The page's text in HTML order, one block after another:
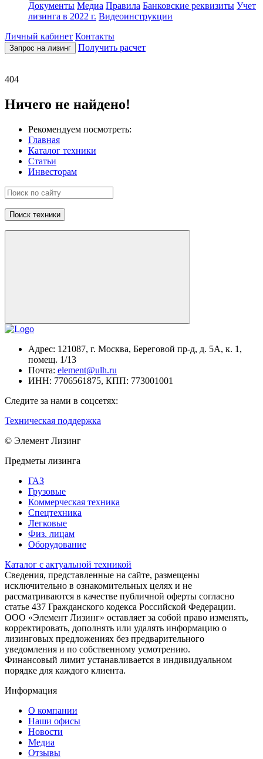
Документы Медиа Правила Банковские реквизиты Учет
лизинга в 2022 г. Видеоинструкции
Личный кабинет Контакты
Запрос на лизинг Получить расчет
404
Ничего не найдено!
Рекомендуем посмотреть:
Главная
Каталог техники
Статьи
Инвесторам
Поиск техники
Адрес: 121087, г. Москва, Береговой пр-д, д. 5А, к. 1,
помещ. 1/13
Почта: element@ulh.ru
ИНН: 7706561875, КПП: 773001001
Следите за нами в соцсетях:
Техническая поддержка
© Элемент Лизинг
Предметы лизинга
ГАЗ
Грузовые
Коммерческая техника
Спецтехника
Легковые
Физ. лицам
Оборудование
Каталог с актуальной техникой
Сведения, представленные на сайте, размещены
исключительно в ознакомительных целях и не
рассматриваются в качестве публичной оферты согласно
статье 437 Гражданского кодекса Российской Федерации.
ООО «Элемент Лизинг» оставляет за собой право изменять,
корректировать, дополнять или удалять информацию о
лизинговых предложениях без предварительного
уведомления и по собственному усмотрению.
Финансовый лимит устанавливается в индивидуальном
порядке для каждого клиента.
Информация
О компании
Наши офисы
Новости
Медиа
Отзывы